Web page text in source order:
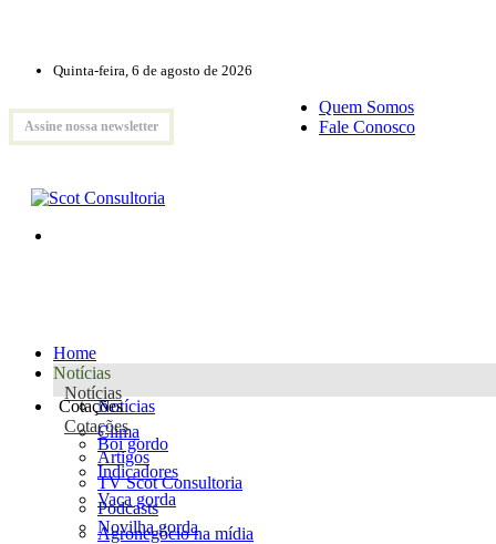
Quinta-feira, 6 de agosto de 2026
Assine nossa newsletter
Quem Somos
Fale Conosco
Home
Notícias
Notícias
Notícias
Clima
Artigos
TV Scot Consultoria
Podcasts
Agronegócio na mídia
Cotações
Cotações
Boi gordo
Indicadores
Vaca gorda
Novilha gorda